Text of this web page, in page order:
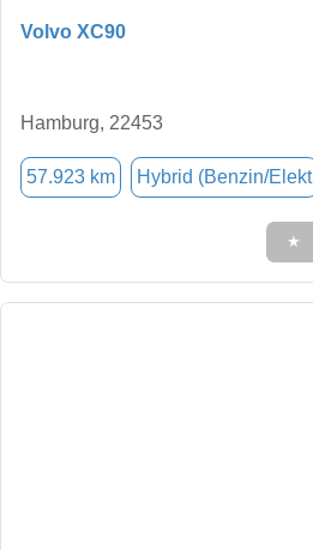
Volvo XC90
Hamburg, 22453
57.923 km Hybrid (Benzin/Elekt
★